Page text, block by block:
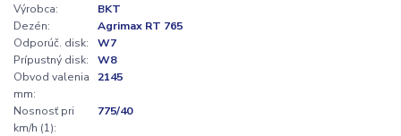
Výrobca:
BKT
Dezén:
Agrimax RT 765
Odporúč. disk:
W7
Prípustný disk:
W8
Obvod valenia
mm:
2145
Nosnosť pri
km/h (1):
775/40